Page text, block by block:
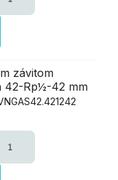
závitom
42-Rp½-42 mm